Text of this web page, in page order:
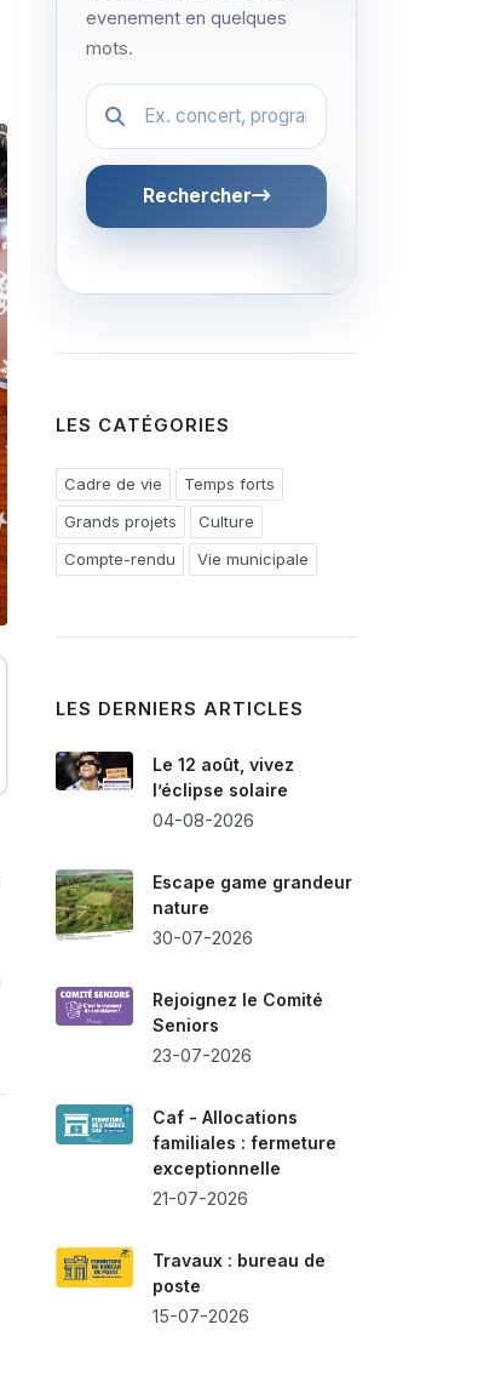
evenement en quelques
mots.
Festival.article.hiddenLabel
Rechercher
LES CATÉGORIES
Cadre de vie
Temps forts
Grands projets
Culture
Compte-rendu
Vie municipale
LES DERNIERS ARTICLES
Le 12 août, vivez
l’éclipse solaire
04-08-2026
Escape game grandeur
nature
30-07-2026
Rejoignez le Comité
Seniors
23-07-2026
Caf - Allocations
familiales : fermeture
exceptionnelle
21-07-2026
Travaux : bureau de
poste
15-07-2026